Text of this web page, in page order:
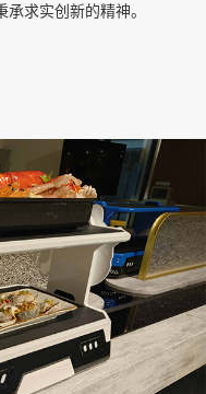
求实创新的精神。